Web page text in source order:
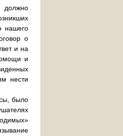
должно
нашего
о
и на
и
нести
было